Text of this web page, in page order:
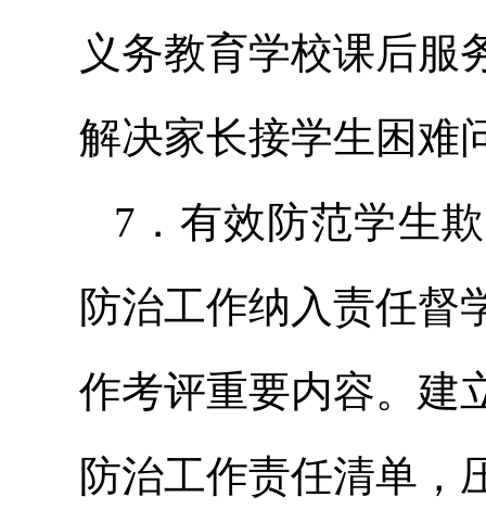
义务教育学校课后服
解决家长接学生困难
7．有效防范学生
防治工作纳入责任督
作考评重要内容。建
防治工作责任清单，